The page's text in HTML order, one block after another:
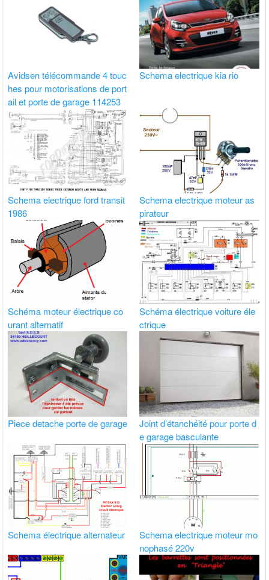
Avidsen télécommande 4 touc
hes pour motorisations de port
ail et porte de garage 114253
Schema electrique kia rio
Schema electrique ford transit
1986
Schema electrique moteur as
pirateur
Schéma moteur électrique co
urant alternatif
Schéma électrique voiture éle
ctrique
Piece detache porte de garage
Joint d’étanchéité pour porte d
e garage basculante
Schema électrique alternateur
Schema electrique moteur mo
nophasé 220v